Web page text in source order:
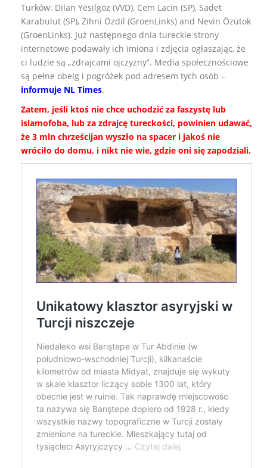
Turków: Dilan Yesilgöz (VVD), Cem Lacin (SP), Sadet
Karabulut (SP), Zihni Özdil (GroenLinks) and Nevin Özütok
(GroenLinks). Już następnego dnia tureckie strony
internetowe podawały ich imiona i zdjęcia ogłaszając, że
ci ludzie są „zdrajcami ojczyzny”. Media społecznościowe
są pełne obelg i pogróżek pod adresem tych osób –
informuje NL Times.
Zatem, jeśli ktoś nie chce uchodzić za faszystę lub
islamofoba, lub za zdrajcę tureckości, powinien udawać,
że 3 mln chrześcijan wyszło na spacer i jakoś nie
wróciło do domu, i nikt nie wie, gdzie oni się zapodziali.